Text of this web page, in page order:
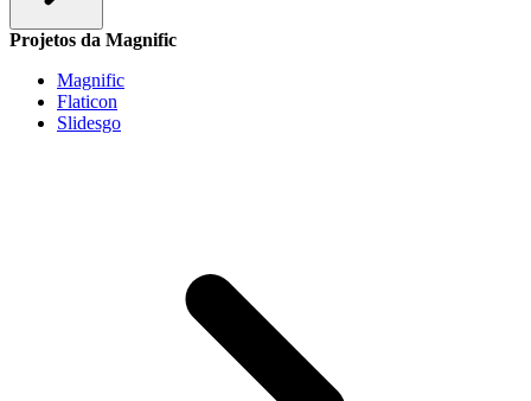
Projetos da Magnific
Magnific
Flaticon
Slidesgo